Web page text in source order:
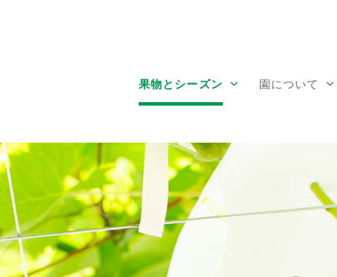
果物とシーズン 園について